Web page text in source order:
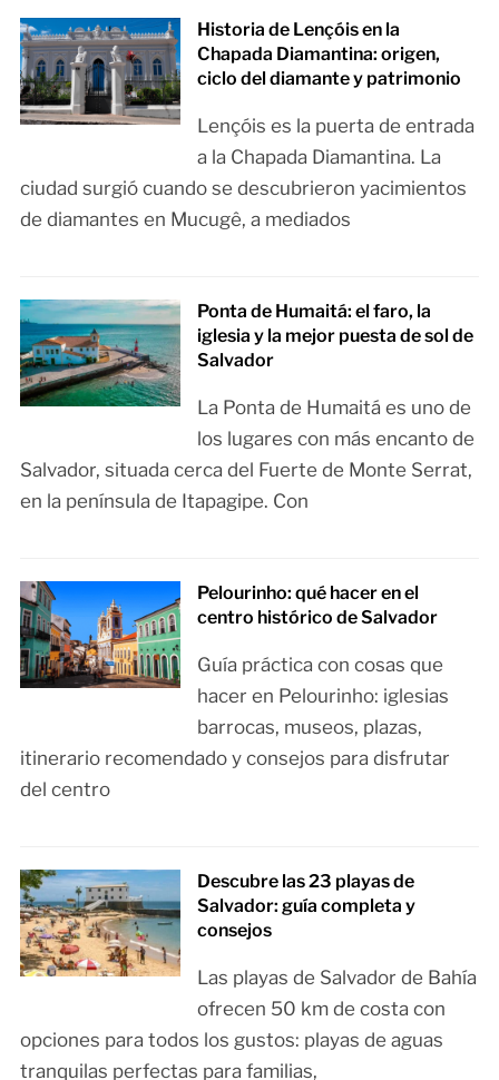
Historia de Lençóis en la
Chapada Diamantina: origen,
ciclo del diamante y patrimonio
Lençóis es la puerta de entrada
a la Chapada Diamantina. La
ciudad surgió cuando se descubrieron yacimientos
de diamantes en Mucugê, a mediados
Ponta de Humaitá: el faro, la
iglesia y la mejor puesta de sol de
Salvador
La Ponta de Humaitá es uno de
los lugares con más encanto de
Salvador, situada cerca del Fuerte de Monte Serrat,
en la península de Itapagipe. Con
Pelourinho: qué hacer en el
centro histórico de Salvador
Guía práctica con cosas que
hacer en Pelourinho: iglesias
barrocas, museos, plazas,
itinerario recomendado y consejos para disfrutar
del centro
Descubre las 23 playas de
Salvador: guía completa y
consejos
Las playas de Salvador de Bahía
ofrecen 50 km de costa con
opciones para todos los gustos: playas de aguas
tranquilas perfectas para familias,